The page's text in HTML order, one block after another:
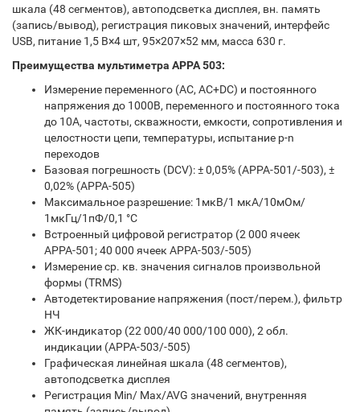
шкала (48 сегментов), автоподсветка дисплея, вн. память
(запись/вывод), регистрация пиковых значений, интерфейс
USB, питание 1,5 В×4 шт, 95×207×52 мм, масса 630 г.
Преимущества мультиметра APPA 503:
Измерение переменного (АС, AC+DC) и постоянного
напряжения до 1000В, переменного и постоянного тока
до 10А, частоты, скважности, емкости, сопротивления и
целостности цепи, температуры, испытание p-n
переходов
Базовая погрешность (DCV): ± 0,05% (АРРА-501/-503), ±
0,02% (АРРА-505)
Максимальное разрешение: 1мкВ/1 мкА/10мОм/
1мкГц/1пФ/0,1 °С
Встроенный цифровой регистратор (2 000 ячеек
АРРА-501; 40 000 ячеек АРРА-503/-505)
Измерение ср. кв. значения сигналов произвольной
формы (TRMS)
Автодетектирование напряжения (пост/перем.), фильтр
НЧ
ЖК-индикатор (22 000/40 000/100 000), 2 обл.
индикации (АРРА-503/-505)
Графическая линейная шкала (48 сегментов),
автоподсветка дисплея
Регистрация Min/ Max/AVG значений, внутренняя